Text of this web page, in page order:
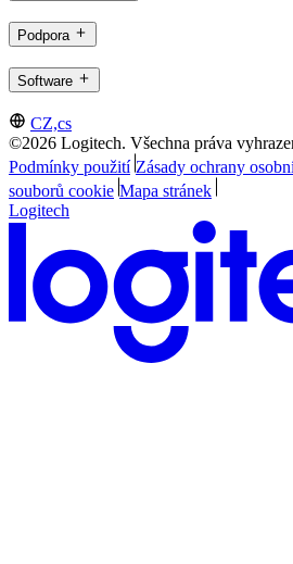
Podpora
Software
CZ,cs
©2026 Logitech. Všechna práva
Podmínky použití Zásady ochrany
souborů cookie Mapa stránek
Logitech